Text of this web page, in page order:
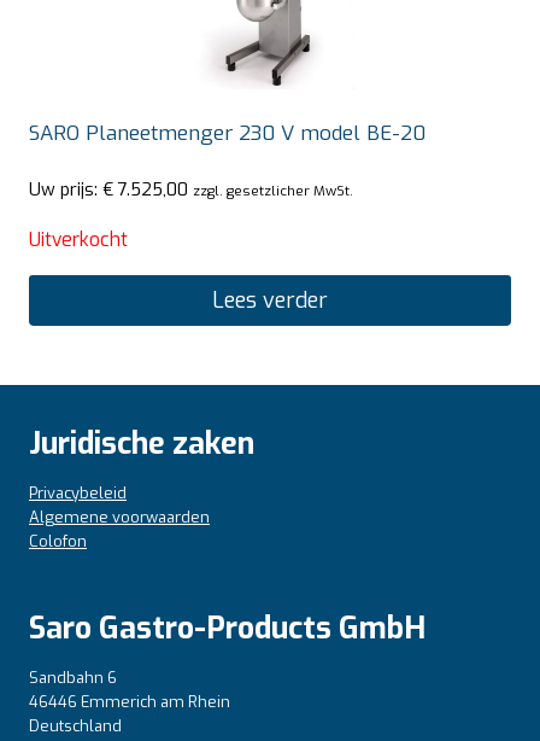
SARO Planeetmenger 230 V model BE-20
Uw prijs: € 7.525,00 zzgl. gesetzlicher MwSt.
Uitverkocht
Lees verder
Juridische zaken
Privacybeleid
Algemene voorwaarden
Colofon
Saro Gastro-Products GmbH
Sandbahn 6
46446 Emmerich am Rhein
Deutschland